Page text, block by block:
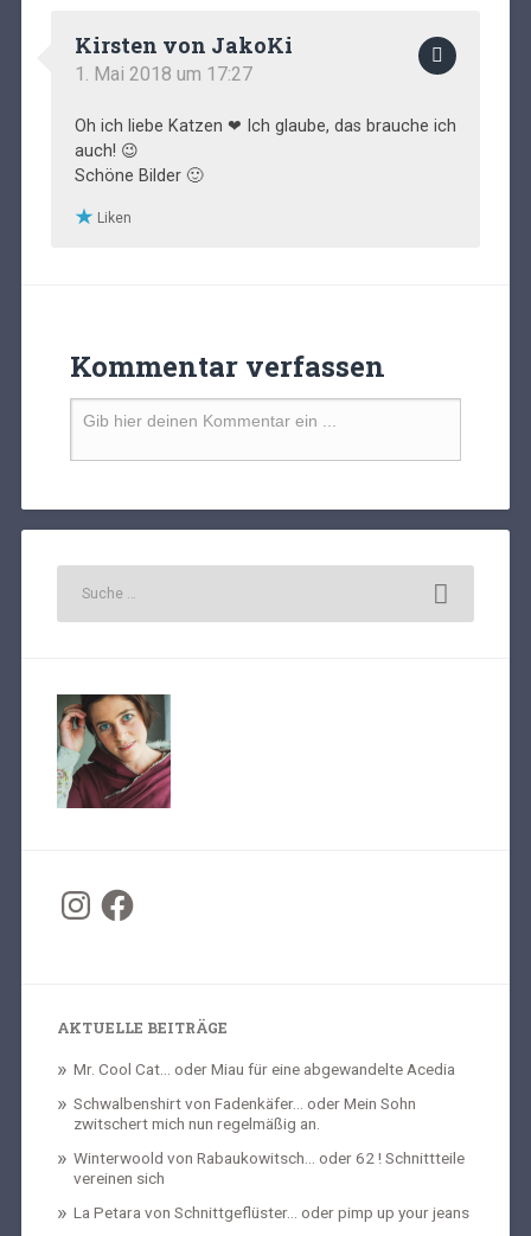
Kirsten von JakoKi
1. Mai 2018 um 17:27
Oh ich liebe Katzen ❤ Ich glaube, das brauche ich
auch! 😉
Schöne Bilder 🙂
Liken
Kommentar verfassen
AKTUELLE BEITRÄGE
Mr. Cool Cat… oder Miau für eine abgewandelte Acedia
Schwalbenshirt von Fadenkäfer… oder Mein Sohn
zwitschert mich nun regelmäßig an.
Winterwoold von Rabaukowitsch… oder 62 ! Schnittteile
vereinen sich
La Petara von Schnittgeflüster… oder pimp up your jeans